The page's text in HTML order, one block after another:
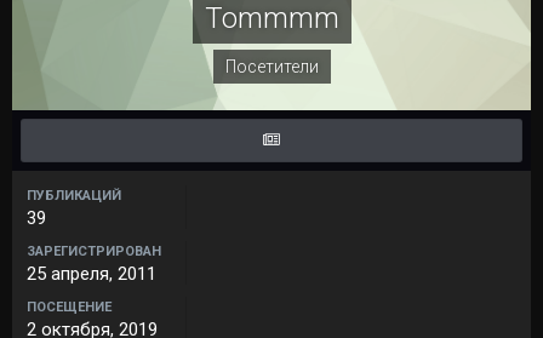
Tommmm
Посетители
ПУБЛИКАЦИЙ
39
ЗАРЕГИСТРИРОВАН
25 апреля, 2011
ПОСЕЩЕНИЕ
2 октября, 2019